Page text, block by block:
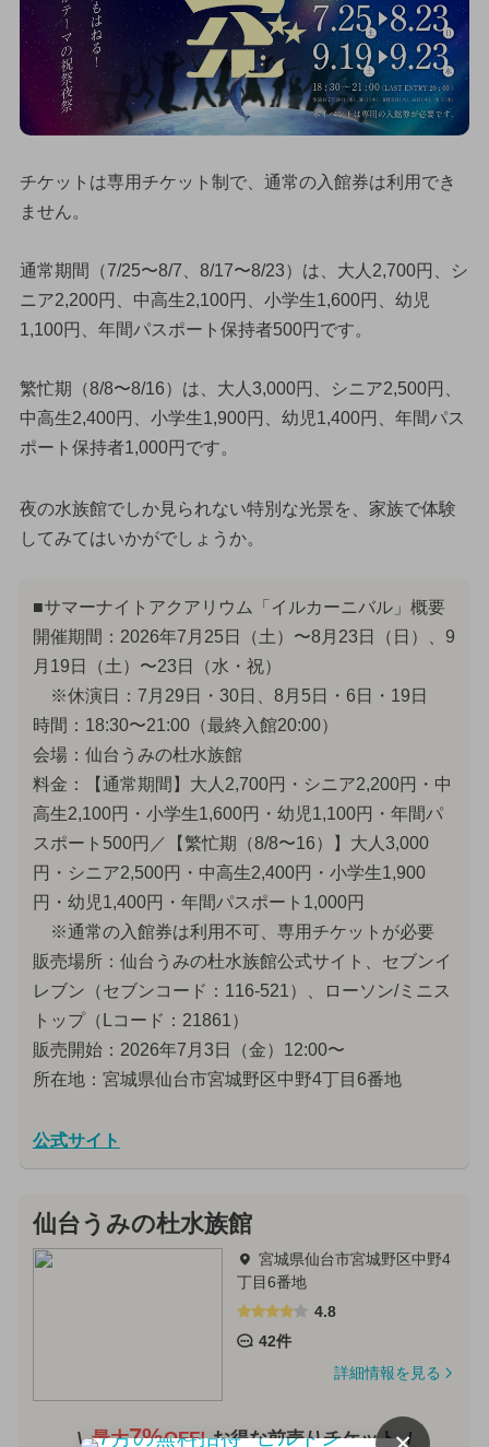
チケットは専用チケット制で、通常の入館券は利用でき
ません。
通常期間（7/25〜8/7、8/17〜8/23）は、大人2,700円、シ
ニア2,200円、中高生2,100円、小学生1,600円、幼児
1,100円、年間パスポート保持者500円です。
繁忙期（8/8〜8/16）は、大人3,000円、シニア2,500円、
中高生2,400円、小学生1,900円、幼児1,400円、年間パス
ポート保持者1,000円です。
夜の水族館でしか見られない特別な光景を、家族で体験
してみてはいかがでしょうか。
■サマーナイトアクアリウム「イルカーニバル」概要
開催期間：2026年7月25日（土）〜8月23日（日）、9
月19日（土）〜23日（水・祝）
※休演日：7月29日・30日、8月5日・6日・19日
時間：18:30〜21:00（最終入館20:00）
会場：仙台うみの杜水族館
料金：【通常期間】大人2,700円・シニア2,200円・中
高生2,100円・小学生1,600円・幼児1,100円・年間パ
スポート500円／【繁忙期（8/8〜16）】大人3,000
円・シニア2,500円・中高生2,400円・小学生1,900
円・幼児1,400円・年間パスポート1,000円
※通常の入館券は利用不可、専用チケットが必要
販売場所：仙台うみの杜水族館公式サイト、セブンイ
レブン（セブンコード：116-521）、ローソン/ミニス
トップ（Lコード：21861）
販売開始：2026年7月3日（金）12:00〜
所在地：宮城県仙台市宮城野区中野4丁目6番地
公式サイト
仙台うみの杜水族館
宮城県仙台市宮城野区中野4
丁目6番地
4.8
42件
詳細情報を見る
最大7%OFF! お得な前売りチケット